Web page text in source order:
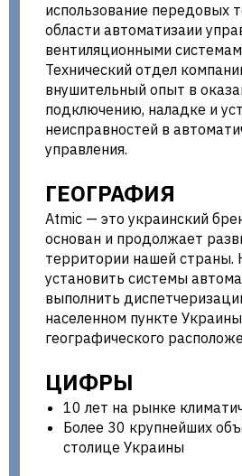
использование передовых
области автоматизаии
вентиляционными
Технический отдел
внушительный опыт в
подключению, наладке и
неисправностей в
управления.
ГЕОГРАФИЯ
Atmic — это украинский
основан и продолжает
территории нашей страны.
установить системы
выполнить
населенном пункте
географического
ЦИФРЫ
10 лет на рынке
Более 30 крупнейших
столице Украины